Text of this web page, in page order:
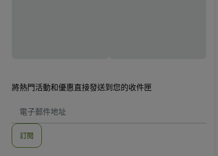
將熱門活動和優惠直接發送到您的收件匣
子
地
訂閱